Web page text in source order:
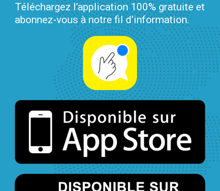
Téléchargez l’application 100% gratuite et
abonnez-vous à notre fil d’information.